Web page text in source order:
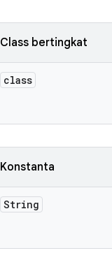
Class bertingkat
class
Konstanta
String